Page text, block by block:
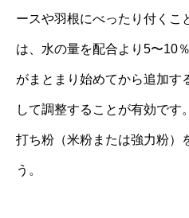
ースや羽根にべったり付くこ
は、水の量を配合より5〜10
がまとまり始めてから追加す
して調整することが有効です
打ち粉（米粉または強力粉）
う。